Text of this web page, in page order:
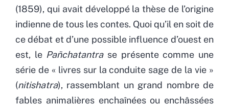
(1859), qui avait développé la thèse de l’origine
indienne de tous les contes. Quoi qu’il en soit de
ce débat et d’une possible influence d’ouest en
est, le Pañchatantrase présente comme une
série de « livres sur la conduite sage de la vie »
(nitishatra), rassemblant un grand nombre de
fables animalières enchaînées ou enchâssées